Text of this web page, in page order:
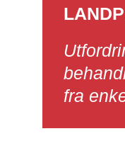
fra